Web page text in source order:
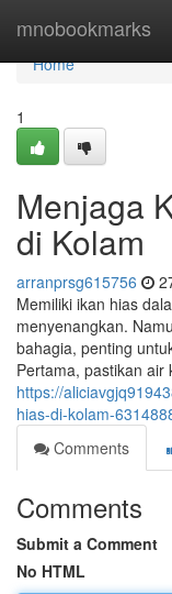
mnobookmarks
Home
Home
1
Menjaga
di Kolam
arranprsg615756
Memiliki ikan hias
menyenangkan.
bahagia, penting
Pertama, pastikan air
https://
hias-di-kolam-
Comments
Comments
Submit a Comment
No HTML